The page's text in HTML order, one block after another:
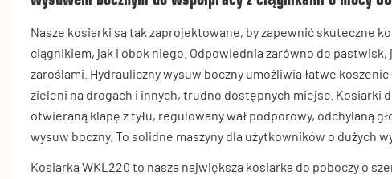
Nasze kosiarki są tak zaprojektowane, by zapewnić skuteczne
ciągnikiem, jak i obok niego. Odpowiednia zarówno do pastwisk,
zaroślami. Hydrauliczny wysuw boczny umożliwia łatwe
zieleni na drogach i innych, trudno dostępnych miejsc. Kosiarki
otwieraną klapę z tyłu, regulowany wał podporowy, odchylaną
wysuw boczny. To solidne maszyny dla użytkowników o dużych
Kosiarka WKL220 to nasza największa kosiarka do poboczy o